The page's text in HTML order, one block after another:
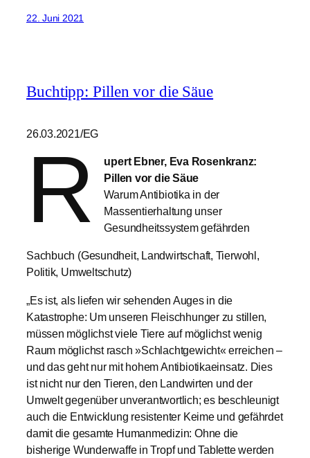
22. Juni 2021
Buchtipp: Pillen vor die Säue
26.03.2021/EG
R
upert Ebner, Eva Rosenkranz:
Pillen vor die Säue
Warum Antibiotika in der
Massentierhaltung unser
Gesundheitssystem gefährden
Sachbuch (Gesundheit, Landwirtschaft, Tierwohl,
Politik, Umweltschutz)
„Es ist, als liefen wir sehenden Auges in die
Katastrophe: Um unseren Fleischhunger zu stillen,
müssen möglichst viele Tiere auf möglichst wenig
Raum möglichst rasch »Schlachtgewicht« erreichen –
und das geht nur mit hohem Antibiotikaeinsatz. Dies
ist nicht nur den Tieren, den Landwirten und der
Umwelt gegenüber unverantwortlich; es beschleunigt
auch die Entwicklung resistenter Keime und gefährdet
damit die gesamte Humanmedizin: Ohne die
bisherige Wunderwaffe in Tropf und Tablette werden